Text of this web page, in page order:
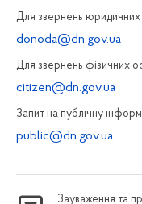
Для звернень
donoda@dn.gov.ua
Для звернень фізичних
citizen@dn.gov.ua
Запит на публiчну
public@dn.gov.ua
Зауваження та